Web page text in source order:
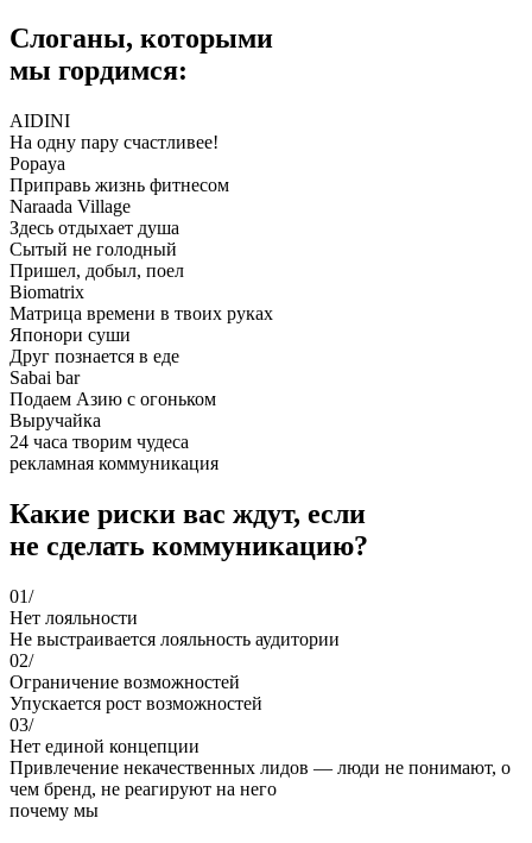
Слоганы, которыми
мы гордимся:
AIDINI
На одну пару счастливее!
Popaya
Приправь жизнь фитнесом
Naraada Village
Здесь отдыхает душа
Сытый не голодный
Пришел, добыл, поел
Biomatrix
Матрица времени в твоих руках
Японори суши
Друг познается в еде
Sabai bar
Подаем Азию с огоньком
Выручайка
24 часа творим чудеса
рекламная коммуникация
Какие риски вас ждут, если
не сделать коммуникацию?
01/
Нет лояльности
Не выстраивается лояльность аудитории
02/
Ограничение возможностей
Упускается рост возможностей
03/
Нет единой концепции
Привлечение некачественных лидов — люди не понимают, о
чем бренд, не реагируют на него
почему мы